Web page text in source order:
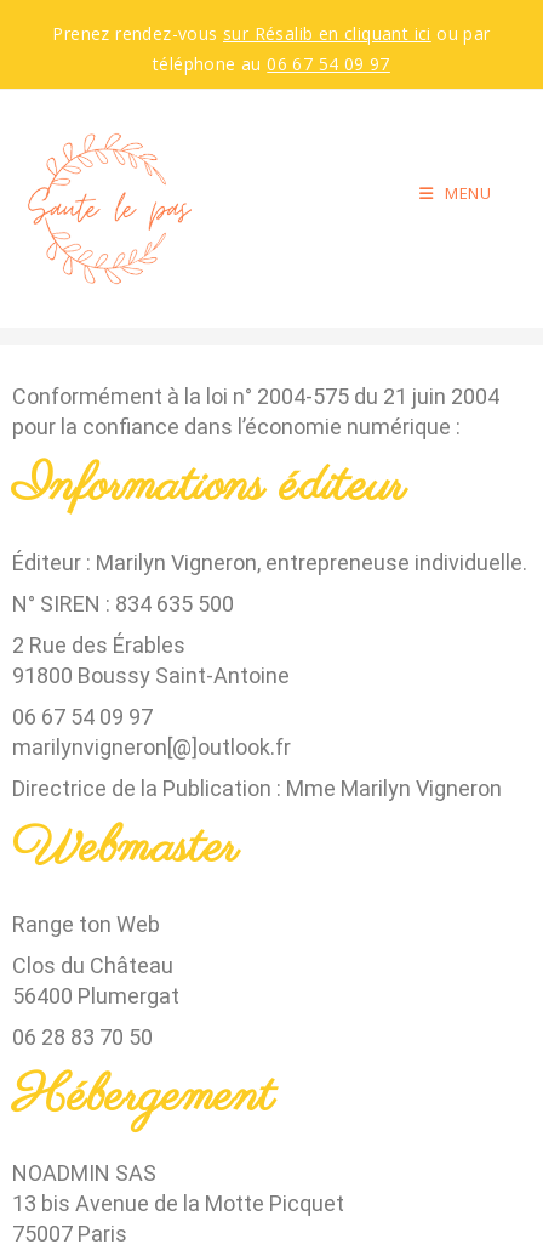
Prenez rendez-vous sur Résalib en cliquant ici ou par
téléphone au06 67 54 09 97
MENU
Mentions légales
Mentions légales
Conformément à la loi n° 2004-575 du 21 juin 2004
pour la confiance dans l’économie numérique :
Informations éditeur
Éditeur : Marilyn Vigneron, entrepreneuse individuelle.
N° SIREN : 834 635 500
2 Rue des Érables
91800 Boussy Saint-Antoine
06 67 54 09 97
marilynvigneron[@]outlook.fr
Directrice de la Publication : Mme Marilyn Vigneron
Webmaster
Range ton Web
Clos du Château
56400 Plumergat
06 28 83 70 50
Hébergement
NOADMIN SAS
13 bis Avenue de la Motte Picquet
75007 Paris